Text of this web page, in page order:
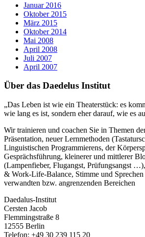
Januar 2016
Oktober 2015
März 2015
Oktober 2014
Mai 2008
April 2008
Juli 2007
April 2007
Über das Daedelus Institut
„Das Leben ist wie ein Theaterstück: es
wie lang es ist, sondern eher darauf, wie es
Wir trainieren und coachen Sie in Themen
Präsentation, neuer Lernmethoden
Linguistischen Programmierens, der
Gesprächsführung, kleinerer und mittlerer
(Lampenfieber, Flugangst, Prüfungsangst
& Work-Life-Balance, Stimme und Sprechen
verwandten bzw. angrenzenden Bereichen
Daedalus-Institut
Cersten Jacob
Flemmingstraße 8
12555 Berlin
Telefon: +49 30 239 115 20